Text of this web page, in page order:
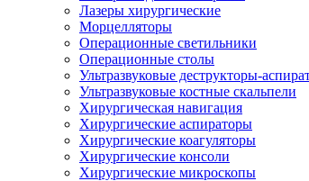
Лазеры хирургические
Морцелляторы
Операционные светильники
Операционные столы
Ультразвуковые деструкторы-
Ультразвуковые костные скальпели
Хирургическая навигация
Хирургические аспираторы
Хирургические коагуляторы
Хирургические консоли
Хирургические микроскопы